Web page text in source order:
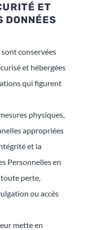
ET
DONNÉES
conservées
et hébergées
qui figurent
physiques,
appropriées
et la
Personnelles en
perte,
ou accès
mette en